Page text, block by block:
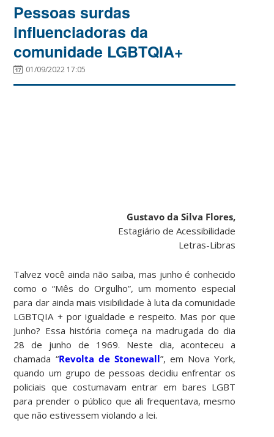
Pessoas surdas
influenciadoras da
comunidade LGBTQIA+
01/09/2022 17:05
Gustavo da Silva Flores,
Estagiário de Acessibilidade
Letras-Libras
Talvez você ainda não saiba, mas junho é conhecido
como o “Mês do Orgulho”, um momento especial
para dar ainda mais visibilidade à luta da comunidade
LGBTQIA + por igualdade e respeito. Mas por que
Junho? Essa história começa na madrugada do dia
28 de junho de 1969. Neste dia, aconteceu a
chamada “Revolta de Stonewall”, em Nova York,
quando um grupo de pessoas decidiu enfrentar os
policiais que costumavam entrar em bares LGBT
para prender o público que ali frequentava, mesmo
que não estivessem violando a lei.